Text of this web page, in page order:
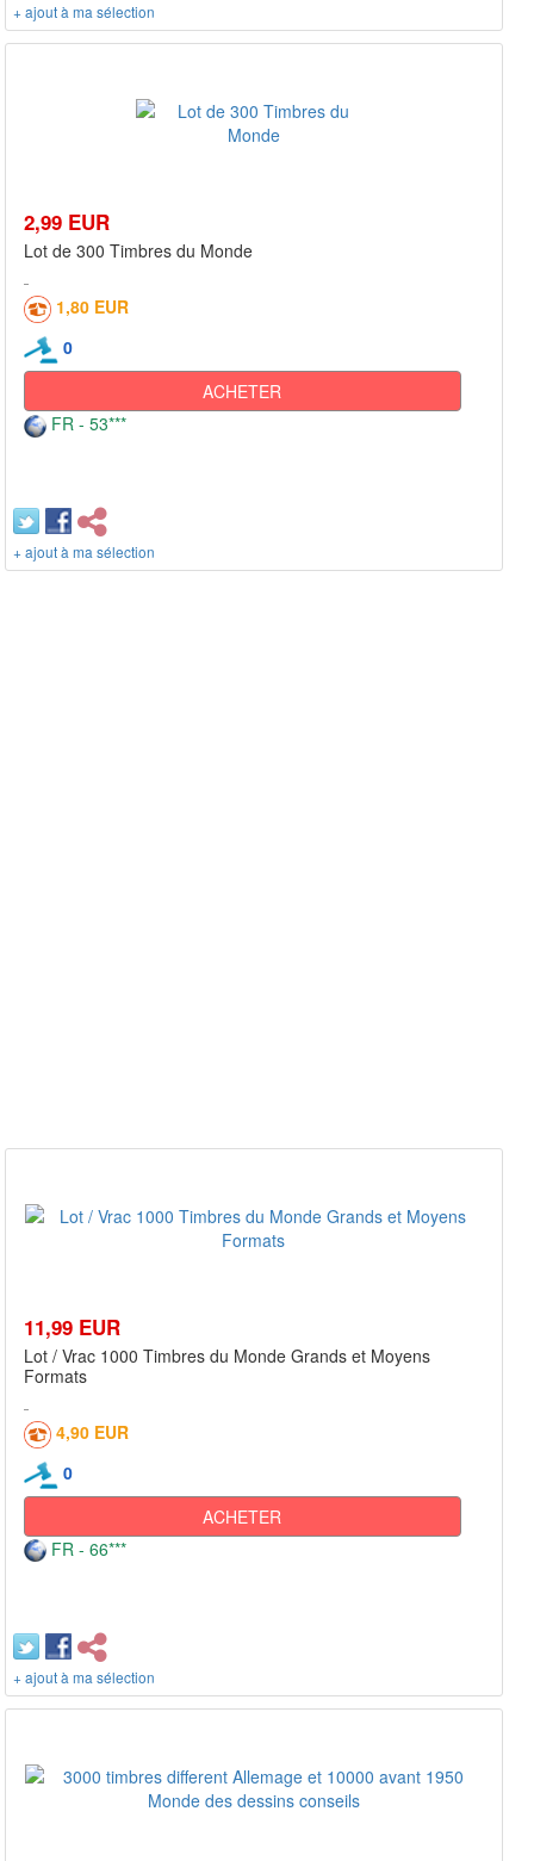
+ ajout à ma sélection
2,99 EUR
Lot de 300 Timbres du Monde
1,80 EUR
0
ACHETER
FR - 53***
+ ajout à ma sélection
11,99 EUR
Lot / Vrac 1000 Timbres du Monde Grands et Moyens
Formats
4,90 EUR
0
ACHETER
FR - 66***
+ ajout à ma sélection